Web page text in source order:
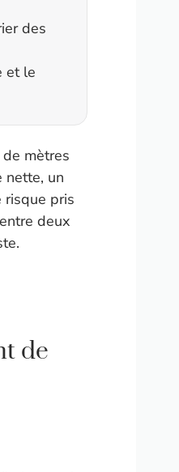
des
et le
mètres
nette, un
risque pris
deux
de